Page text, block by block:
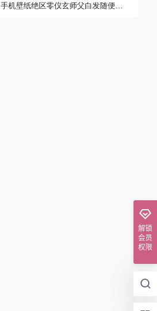
手机壁纸绝区零仪玄师父白发随便观
解锁
会员
权限